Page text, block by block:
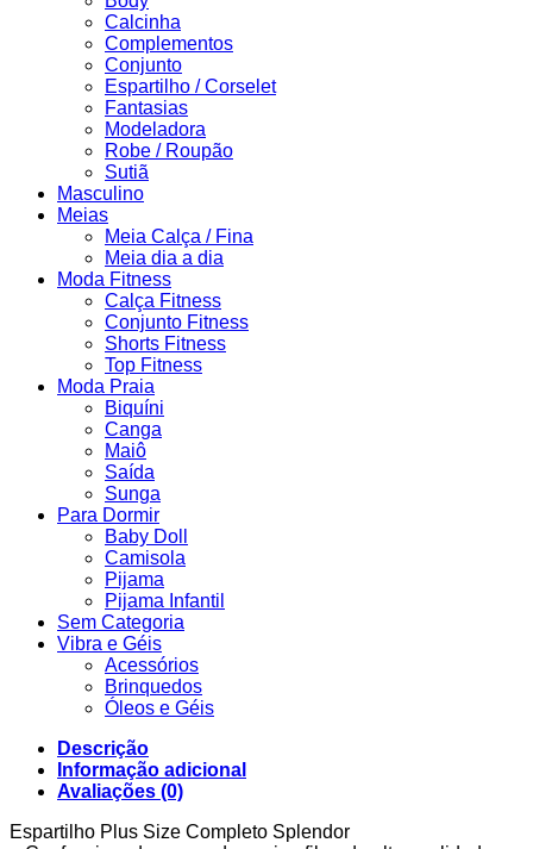
Calcinha
Complementos
Conjunto
Espartilho / Corselet
Fantasias
Modeladora
Robe / Roupão
Sutiã
Masculino
Meias
Meia Calça / Fina
Meia dia a dia
Moda Fitness
Calça Fitness
Conjunto Fitness
Shorts Fitness
Top Fitness
Moda Praia
Biquíni
Canga
Maiô
Saída
Sunga
Para Dormir
Baby Doll
Camisola
Pijama
Pijama Infantil
Sem Categoria
Vibra e Géis
Acessórios
Brinquedos
Óleos e Géis
Descrição
Informação adicional
Avaliações (0)
Espartilho Plus Size Completo Splendor